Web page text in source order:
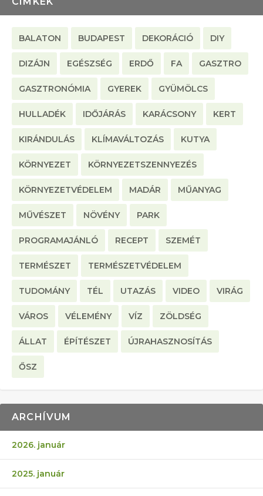
BALATON BUDAPEST DEKORÁCIÓ DIY
DIZÁJN EGÉSZSÉG ERDŐ FA GASZTRO
GASZTRONÓMIA GYEREK GYÜMÖLCS
HULLADÉK IDŐJÁRÁS KARÁCSONY KERT
KIRÁNDULÁS KLÍMAVÁLTOZÁS KUTYA
KÖRNYEZET KÖRNYEZETSZENNYEZÉS
KÖRNYEZETVÉDELEM MADÁR MŰANYAG
MŰVÉSZET NÖVÉNY PARK
PROGRAMAJÁNLÓ RECEPT SZEMÉT
TERMÉSZET TERMÉSZETVÉDELEM
TUDOMÁNY TÉL UTAZÁS VIDEO VIRÁG
VÁROS VÉLEMÉNY VÍZ ZÖLDSÉG
ÁLLAT ÉPÍTÉSZET ÚJRAHASZNOSÍTÁS
ŐSZ
ARCHÍVUM
2026. január
2025. január